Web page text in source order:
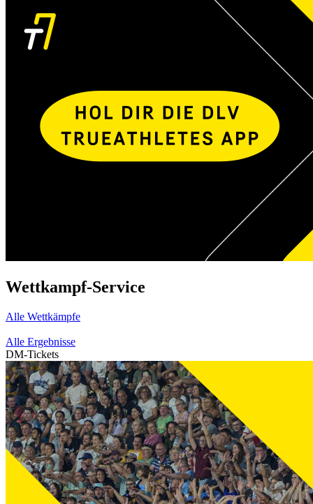
Wettkampf-Service
Alle Wettkämpfe
Alle Ergebnisse
DM-Tickets